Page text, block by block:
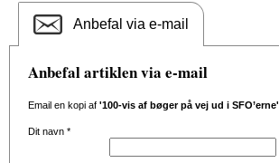
Anbefal via e-mail
Anbefal artiklen via e-mail
Email en kopi af '100-vis af bøger på vej ud i SFO’erne'
Dit navn *